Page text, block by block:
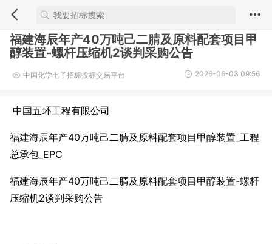
福建海辰年产40万吨己二腈及原料配套项目甲
醇装置-螺杆压缩机2谈判采购公告
中国化学电子招标投标交易平台 2026-06-03 09:56
中国五环工程有限公司
福建海辰年产40万吨己二腈及原料配套项目甲醇装置_工程
总承包_EPC
福建海辰年产40万吨己二腈及原料配套项目甲醇装置-螺杆
压缩机2谈判采购公告